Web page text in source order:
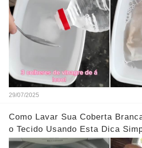
29/07/2025
Como Lavar Sua Coberta
o Tecido Usando Esta Dica
Plástica!